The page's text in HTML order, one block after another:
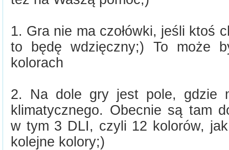
1. Gra nie ma czołówki, jeśli ktoś
to będę wdzięczny;) To może
kolorach
2. Na dole gry jest pole, gdzie
klimatycznego. Obecnie są tam
w tym 3 DLI, czyli 12 kolorów,
kolejne kolory;)